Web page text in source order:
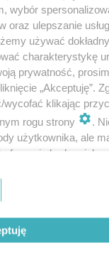
wybór
oraz ulepszanie
używać
charakterystykę
prywatność,
„Akceptuję”.
klikając
rogu strony
.
użytkownika, ale
będą miały
abyś mógł
znajdziesz w